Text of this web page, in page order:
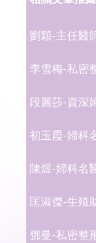
劉穎-主任醫
李雪梅-私密
段麗莎-資深
初玉霞-婦科
陳煜-婦科名
匡淑傑-生殖
鄧曼-私密整